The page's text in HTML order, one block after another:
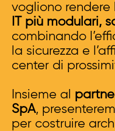
vogliono rendere
IT più modulari,
combinando
la sicurezza e
center di
Insieme al
SpA,
per costruire